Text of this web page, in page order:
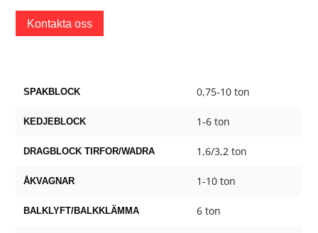
Kontakta oss
SPAKBLOCK 0,75-10 ton
KEDJEBLOCK 1-6 ton
DRAGBLOCK TIRFOR/WADRA 1,6/3,2 ton
ÅKVAGNAR 1-10 ton
BALKLYFT/BALKKLÄMMA 6 ton